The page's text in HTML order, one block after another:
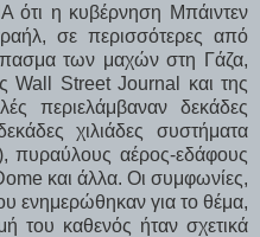
ότι η κυβέρνηση Μπάιντεν
σε περισσότερες από
των μαχών στη Γάζα,
Wall Street Journal και της
περιελάμβαναν δεκάδες
χιλιάδες συστήματα
πυραύλους αέρος-εδάφους
και άλλα. Οι συμφωνίες,
ενημερώθηκαν για το θέμα,
του καθενός ήταν σχετικά